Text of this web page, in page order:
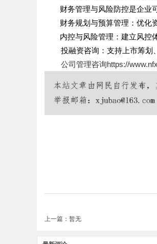
财务管理与风险防控是企业可
财务规划与预算管理：优化资
内控与风险管理：建立风控体
投融资咨询：支持上市筹划
公司管理咨询https://
上一篇：暂无